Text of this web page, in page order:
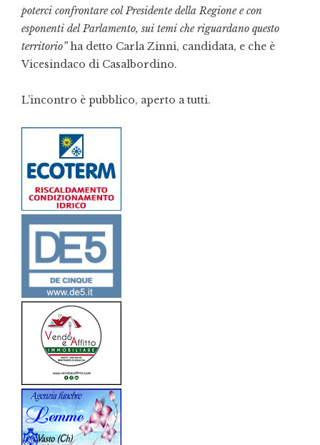
poterci confrontare col Presidente della Regione e con
esponenti del Parlamento, sui temi che riguardano questo
territorio”ha detto Carla Zinni, candidata, e che è
Vicesindaco di Casalbordino.
L’incontro è pubblico, aperto a tutti.